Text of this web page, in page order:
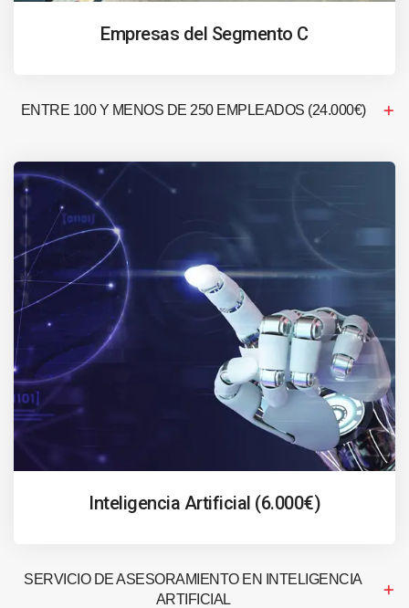
Empresas del Segmento C
ENTRE 100 Y MENOS DE 250 EMPLEADOS (24.000€)
Inteligencia Artificial (6.000€)
SERVICIO DE ASESORAMIENTO EN INTELIGENCIA
ARTIFICIAL